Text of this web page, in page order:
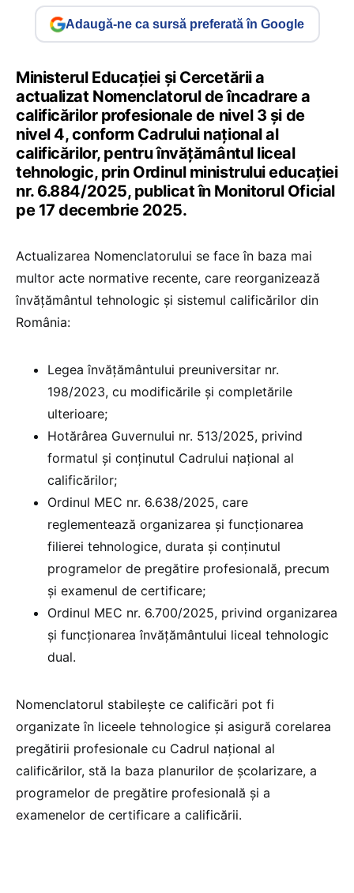
Adaugă-ne ca sursă preferată în Google
Ministerul Educației și Cercetării a
actualizat Nomenclatorul de încadrare a
calificărilor profesionale de nivel 3 și de
nivel 4, conform Cadrului național al
calificărilor, pentru învățământul liceal
tehnologic, prin Ordinul ministrului educației
nr. 6.884/2025, publicat în Monitorul Oficial
pe 17 decembrie 2025.
Actualizarea Nomenclatorului se face în baza mai
multor acte normative recente, care reorganizează
învățământul tehnologic și sistemul calificărilor din
România:
Legea învățământului preuniversitar nr.
198/2023, cu modificările și completările
ulterioare;
Hotărârea Guvernului nr. 513/2025, privind
formatul și conținutul Cadrului național al
calificărilor;
Ordinul MEC nr. 6.638/2025, care
reglementează organizarea și funcționarea
filierei tehnologice, durata și conținutul
programelor de pregătire profesională, precum
și examenul de certificare;
Ordinul MEC nr. 6.700/2025, privind organizarea
și funcționarea învățământului liceal tehnologic
dual.
Nomenclatorul stabilește ce calificări pot fi
organizate în liceele tehnologice și asigură corelarea
pregătirii profesionale cu Cadrul național al
calificărilor, stă la baza planurilor de școlarizare, a
programelor de pregătire profesională și a
examenelor de certificare a calificării.